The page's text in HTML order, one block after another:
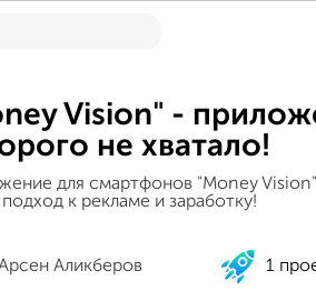
Vision" -
не хватало!
для смартфонов "Money
к рекламе и заработку!
Аликберов 1